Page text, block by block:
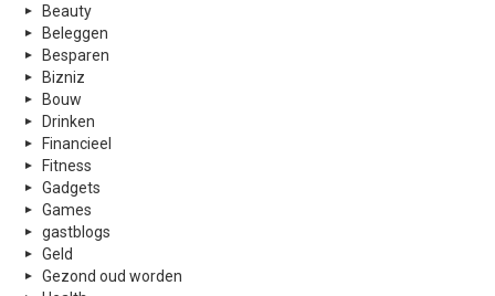
Beauty
Beleggen
Besparen
Bizniz
Bouw
Drinken
Financieel
Fitness
Gadgets
Games
gastblogs
Geld
Gezond oud worden